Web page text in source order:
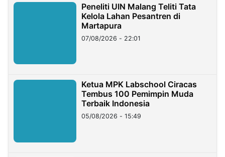
Peneliti UIN Malang Teliti Tata
Kelola Lahan Pesantren di
Martapura
07/08/2026 - 22:01
Ketua MPK Labschool Ciracas
Tembus 100 Pemimpin Muda
Terbaik Indonesia
05/08/2026 - 15:49